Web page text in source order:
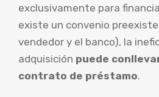
exclusivamente para
existe un convenio
vendedor y el banco), la
adquisición puede
contrato de préstamo.